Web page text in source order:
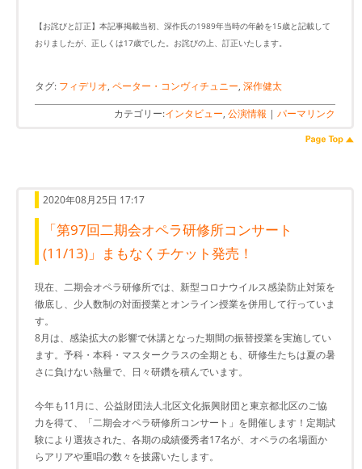
【お詫びと訂正】本記事掲載当初、深作氏の1989年当時の年齢を15歳と記載して
おりましたが、正しくは17歳でした。お詫びの上、訂正いたします。
タグ: フィデリオ, ペーター・コンヴィチュニー, 深作健太
カテゴリー:インタビュー, 公演情報 | パーマリンク
2020年08月25日 17:17
「第97回二期会オペラ研修所コンサート
(11/13)」まもなくチケット発売！
現在、二期会オペラ研修所では、新型コロナウイルス感染防止対策を
徹底し、少人数制の対面授業とオンライン授業を併用して行っていま
す。
8月は、感染拡大の影響で休講となった期間の振替授業を実施してい
ます。予科・本科・マスタークラスの全期とも、研修生たちは夏の暑
さに負けない熱量で、日々研鑽を積んでいます。
今年も11月に、公益財団法人北区文化振興財団と東京都北区のご協
力を得て、「二期会オペラ研修所コンサート」を開催します！定期試
験により選抜された、各期の成績優秀者17名が、オペラの名場面か
らアリアや重唱の数々を披露いたします。